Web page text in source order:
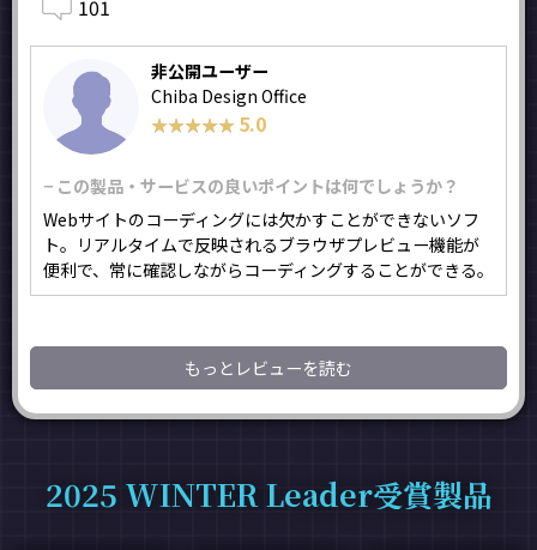
101
非公開ユーザー
Chiba Design Office
★★★★★
★★★★★ 5.0
− この製品・サービスの良いポイントは何でしょうか？
Webサイトのコーディングには欠かすことができないソフ
ト。リアルタイムで反映されるブラウザプレビュー機能が
便利で、常に確認しながらコーディングすることができる。
もっとレビューを読む
2025 WINTER Leader受賞製品